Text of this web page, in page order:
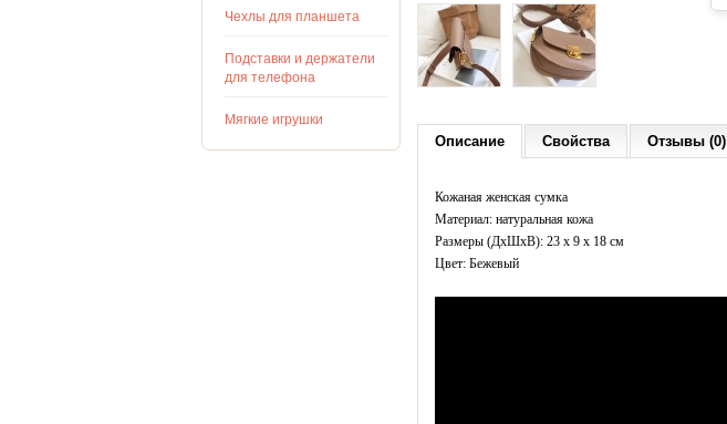
Чехлы для планшета
Подставки и держатели
для телефона
Мягкие игрушки
Описание Свойства Отзывы (0)
Кожаная женская сумка
Материал: натуральная кожа
Размеры (ДxШхВ): 23 x 9 x 18 см
Цвет: Бежевый